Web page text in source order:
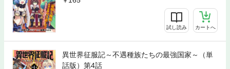
試し読み カートへ
異世界征服記～不遇種族たちの最強国家～（単
話版）第4話